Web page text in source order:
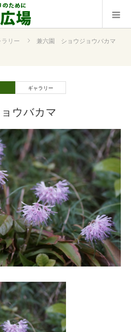
ラリー 兼六園 ショウジョウバカマ
ギャラリー
ウバカマ